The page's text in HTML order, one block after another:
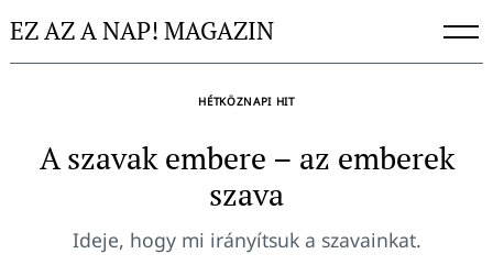
toEZ AZ A NAP! MAGAZIN
HÉTKÖZNAPI HIT
A szavak embere – az emberek
szava
Ideje, hogy mi irányítsuk a szavainkat.